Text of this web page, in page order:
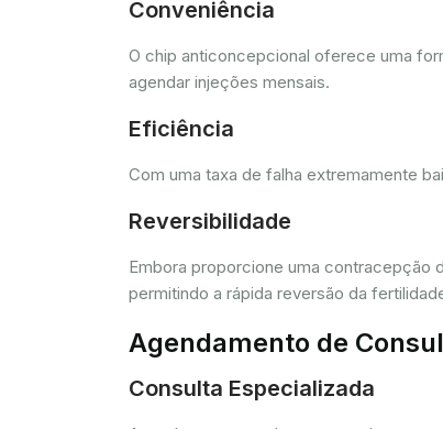
Conveniência
O chip anticoncepcional oferece uma
agendar injeções mensais.
Eficiência
Com uma taxa de falha extremamente
Reversibilidade
Embora proporcione uma contracepção
permitindo a rápida reversão da
Agendamento de
Consulta Especializada